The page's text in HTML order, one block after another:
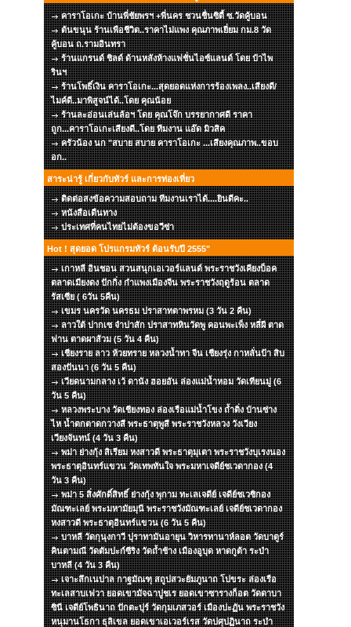
คาราโอเกะ บ้านพี่ชัยพรฯ +พี่นคร ชวนชื่นซิตี้ ซ.วัดคู้บอน
ต้นขนุน ร้านเพือชีวิต..ราคาไม่แพง คุณภาพเยี่ยม กม.8 วัด
คู้บอน ถ.รามอินทรา
ร้านแกรนด์ ชิลด์ ด้านหลังห้างแฟชั่นไอซ์แลนด์ โดย ป๋าไพ
รินฯ
ร้านโพธิ์เงิน คาราโอเกะ...สุดยอดแห่งการร้องเพลง..เสียงดี/
ไมค์ดี..มาพิสูจน์ได้..โดย คุณน้อย
ร้านละอ่อนเล่นล้อฯ โดย คุณโจ๊ก บรรยากาศดี ราคา
ถูก...คาราโอเกะเสียงดี..โดย ทีมงาน แอ๊ด มิวสิค
ครัวน้อง นก "สบาย สบาย คาราโอเกะ ...เสียงคุณภาพ..ขอบ
อก..
สาระน่ารู้ เกี่ยวกับทัวร์ และการท่องเที่ยว
ติดต่อสงข้อความสอบถาม ทีมงานเราได้....ยินดีคะ..
หนังสือเดืนทาง
ประเทศที่คนไทยไม่ต้องขอวีซ่า
Hot ! สุดยอด โปรแกรมทัวร์ ต้อนรับปี 2555"
เกาหลี อินชอน สวนสนุกเอเวอร์แลนด์ พระราชวังเคียงบ็อค
ตลาดเมียงดง ปักกิ่ง กำแพงเมืองจีน พระราชวังฤดูร้อน ตลาด
รัสเซีย ( 6วัน 5คืน)
เขมร นครวัด นครธม ปราสาทตาพรหม (3 วัน 2 คืน)
ลาวใต้ ปากเซ จำปาสัก ปราสาทหินวัดพู คอนพะเพ็ง หลี่ผี ตาด
ฟาน ตาดผาส้วม (5 วัน 4 คืน)
เชียงราย ลาว ห้วยทราย หลวงน้ำทา จีน เชียงรุ่ง กาหลั่นป้า สิบ
สองปันนา (6 วัน 5 คืน)
เวียดนามกลาง เว้ ดานัง ฮอยอัน ล่องแม่น้ำหอม วัดเทียนมู่ (6
วัน 5 คืน)
หลวงพระบาง วัดเชียงทอง ล่องเรือแม่น้ำโขง ถ้ำติ่ง บ้านซ่าง
ไห น้ำตกตาดกวางสี พระธาตุพูสี พระราชวังหลวง วังเวียง
เวียงจันทน์ (4 วัน 3 คืน)
พม่า ย่างกุ้ง สิเรียม หงสาวดี พระธาตุมุเตา พระราชวังบุเรงนอง
พระธาตุอินทร์แขวน วัดเทพทันใจ พระมหาเจดีย์ชเวดากอง (4
วัน 3 คืน)
พม่า 5 สิ่งศักดิ์สิทธิ์ ย่างกุ้ง พุกาม ทะเลเจดีย์ เจดีย์ชเวซิกอง
มัณฑะเลย์ พระมหามัยมุนี พระราชวังมัณฑะเลย์ เจดีย์ชเวดากอง
หงสาวดี พระธาตุอินทร์แขวน (6 วัน 5 คืน)
บาหลี วัดกุนุงกาวี ปุราทามันอายุน วิหารทานาห์ลอต วัดบาตูร์
คินตามณี วัดตัมปะก์ซีริง วัดถ้ำช้าง เมืองอูบุด หาดกูต้า ระบำ
บาหลี (4 วัน 3 คืน)
เจาะลึกเนปาล กาฐมัณฑุ สถูปสวะยัมภูนาถ โปขระ ล่องเรือ
ทะเลสาบเฟวา ยอดเขามัจฉาปูชเร ยอดเขาซารางก็อต วัดดาบา
ซินี เจดีย์โพธินาถ ปักตะปุร์ วัดกุมเภสวอร์ เมืองปะฏัน พระราชวัง
หนุมานโธกา ธุลิเขล ยอดเขาเอเวอร์เรส วัดปศุปฏินาถ ระบำ